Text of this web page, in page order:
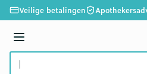
Ga naar de inhoud
Veilige betalingen
Menu
Product, merk, categorie...